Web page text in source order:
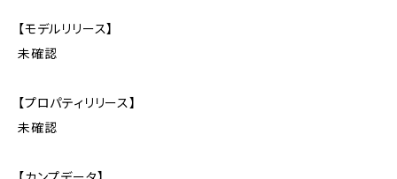
【モデルリリース】
未確認
【プロパティリリース】
未確認